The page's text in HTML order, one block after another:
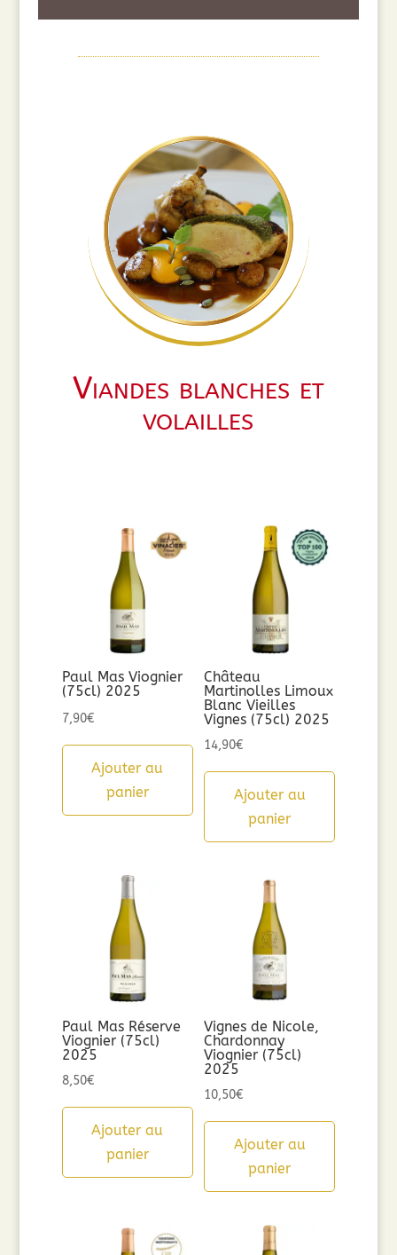
Viandes blanches et
volailles
Paul Mas Viognier
(75cl) 2025
7,90€
Ajouter au
panier
Château
Martinolles Limoux
Blanc Vieilles
Vignes (75cl) 2025
14,90€
Ajouter au
panier
Paul Mas Réserve
Viognier (75cl)
2025
8,50€
Ajouter au
panier
Vignes de Nicole,
Chardonnay
Viognier (75cl)
2025
10,50€
Ajouter au
panier